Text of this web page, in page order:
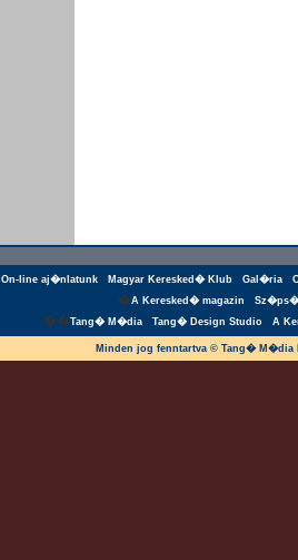
On-line aj�nlatunk Magyar Keresked� Klub Gal�ria
�A Keresked� magazin
��Tang� M�dia Tang� Design Studio A
Minden jog fenntartva © Tang�